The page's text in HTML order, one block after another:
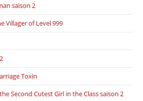
saison 2
Villager of Level 999
Toxin
Second Cutest Girl in the Class saison 2